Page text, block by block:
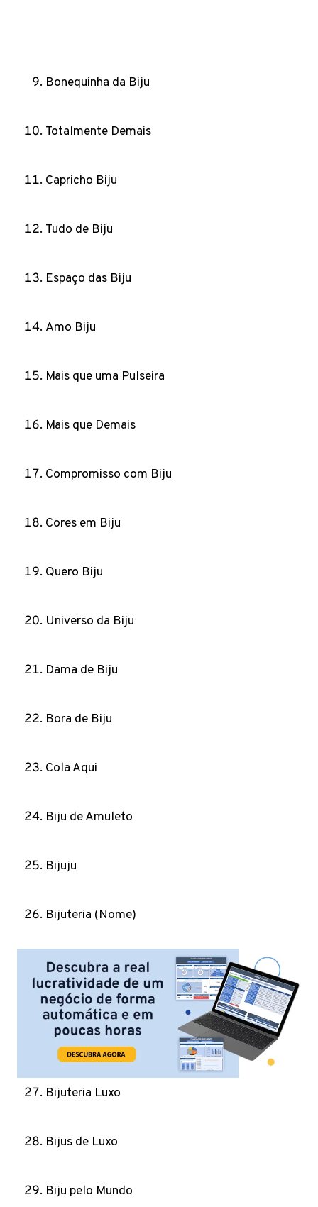
Bonequinha da Biju
Totalmente Demais
Capricho Biju
Tudo de Biju
Espaço das Biju
Amo Biju
Mais que uma Pulseira
Mais que Demais
Compromisso com Biju
Cores em Biju
Quero Biju
Universo da Biju
Dama de Biju
Bora de Biju
Cola Aqui
Biju de Amuleto
Bijuju
Bijuteria (Nome)
Bijuteria Luxo
Bijus de Luxo
Biju pelo Mundo